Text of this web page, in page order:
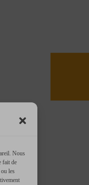
Nous
fait de
les